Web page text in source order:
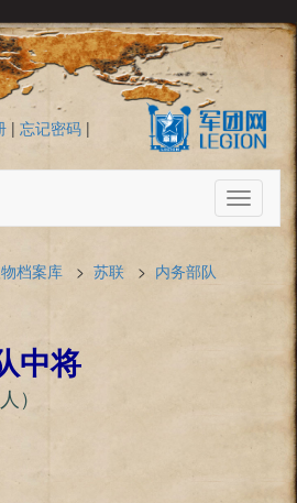
| 忘记密码 |
Toggle
物档案库 > 苏联 > 内务部队
中将
）